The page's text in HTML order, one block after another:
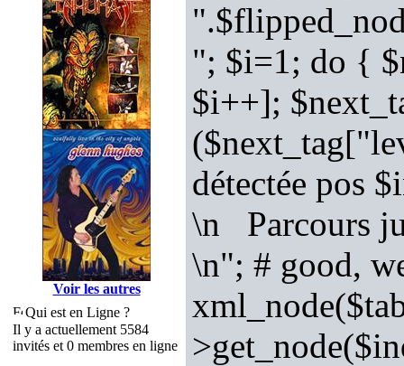
Voir les autres
Qui est en Ligne ?
Il y a actuellement 5584
invités et 0 membres en ligne
"; $i=1; do {
$i++];
détectée pos
\n Parcours
\n"; # good,